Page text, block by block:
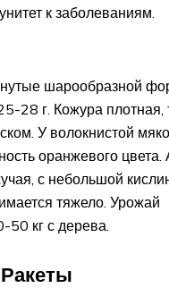
к заболеваниям.
шарообразной
28 г. Кожура плотная,
У волокнистой
оранжевого
с небольшой
тяжело. Урожай
50 кг с дерева.